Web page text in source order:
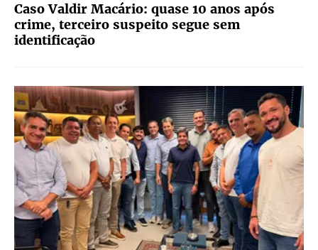
Caso Valdir Macário: quase 10 anos após
crime, terceiro suspeito segue sem
identificação